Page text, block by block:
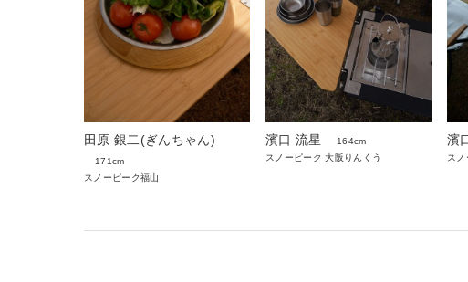
田原 銀二(ぎんちゃん)
171cm
スノーピーク福山
濱口 流星
164cm
スノーピーク 大阪りんくう
濱
スノ